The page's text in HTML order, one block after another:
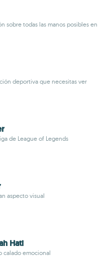
sobre todas las manos posibles en
deportiva que necesitas ver
de League of Legends
aspecto visual
Hati
calado emocional